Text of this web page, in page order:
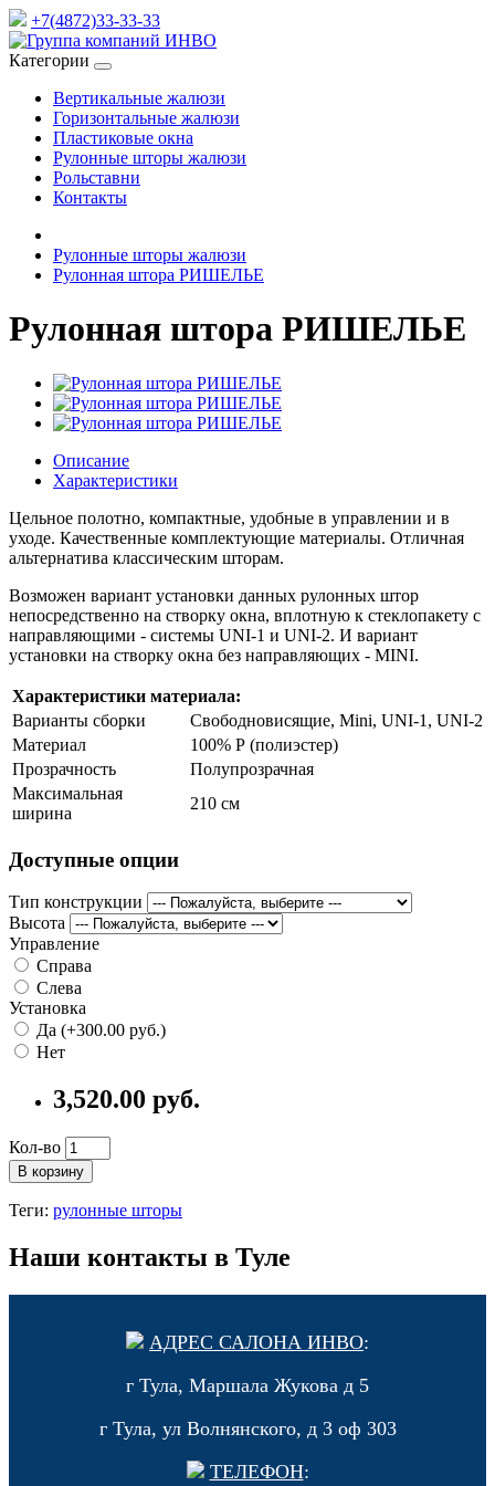
+7(4872)33-33-33
Категории
Вертикальные жалюзи
Горизонтальные жалюзи
Пластиковые окна
Рулонные шторы жалюзи
Рольставни
Контакты
Рулонные шторы жалюзи
Рулонная штора РИШЕЛЬЕ
Рулонная штора РИШЕЛЬЕ
Описание
Характеристики
Цельное полотно, компактные, удобные в управлении и в
уходе. Качественные комплектующие материалы. Отличная
альтернатива классическим шторам.
Возможен вариант установки данных рулонных штор
непосредственно на створку окна, вплотную к стеклопакету с
направляющими - системы UNI-1 и UNI-2. И вариант
установки на створку окна без направляющих - MINI.
Характеристики материала:
Варианты сборки
Свободновисящие, Mini, UNI-1, UNI-2
Материал
100% Р (полиэстер)
Прозрачность
Полупрозрачная
Максимальная
ширина
210 см
Доступные опции
Тип конструкции
Высота
Управление
Справа
Слева
Установка
Да (+300.00 руб.)
Нет
3,520.00 руб.
Кол-во
В корзину
Теги: рулонные шторы
Наши контакты в Туле
АДРЕС САЛОНА ИНВО:
г Тула, Маршала Жукова д 5
г Тула, ул Волнянского, д 3 оф 303
ТЕЛЕФОН: